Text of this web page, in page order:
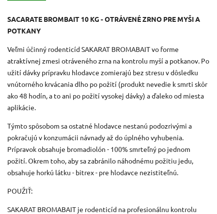
SACARATE BROMBAIT 10 KG - OTRÁVENÉ ZRNO PRE MYŠI A
POTKANY
Veľmi účinný rodenticíd SAKARAT BROMABAIT vo forme
atraktívnej zmesi otráveného zrna na kontrolu myší a potkanov. Po
užití dávky prípravku hlodavce zomierajú bez stresu v dôsledku
vnútorného krvácania dlho po požití (produkt nevedie k smrti skôr
ako 48 hodín, a to ani po požití vysokej dávky) a ďaleko od miesta
aplikácie.
Týmto spôsobom sa ostatné hlodavce nestanú podozrivými a
pokračujú v konzumácii návnady až do úplného vyhubenia.
Prípravok obsahuje bromadiolón - 100% smrteľný po jednom
požití. Okrem toho, aby sa zabránilo náhodnému požitiu jedu,
obsahuje horkú látku - bitrex - pre hlodavce nezistiteľnú.
POUŽIŤ:
SAKARAT BROMABAIT je rodenticíd na profesionálnu kontrolu